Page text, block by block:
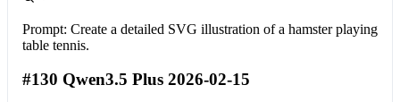
Prompt: Create a detailed SVG illustration of a hamster playing
table tennis.
#130 Qwen3.5 Plus 2026-02-15